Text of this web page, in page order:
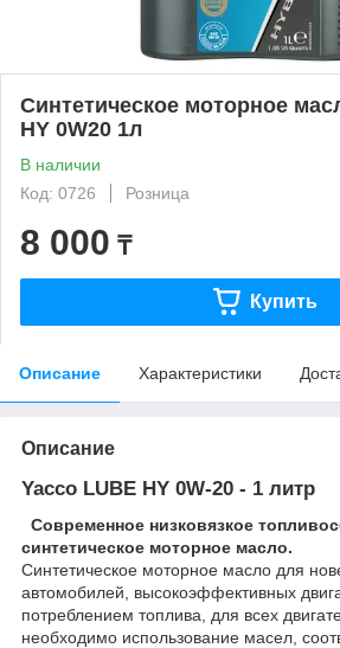
Синтетическое моторное
HY 0W20 1л
В наличии
Код: 0726
Розница
8 000 ₸
Купить
Описание Характеристики
Описание
Yacco LUBE HY 0W-20 - 1 литр
Современное низковязкое
синтетическое моторное масло.
Синтетическое моторное масло для
автомобилей, высокоэффективных
потреблением топлива, для всех
необходимо использование масел,